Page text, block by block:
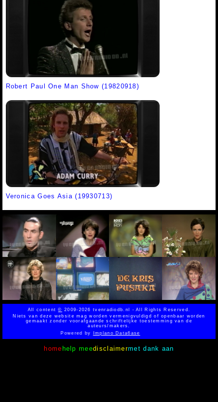
Robert Paul One Man Show (19820918)
Veronica Goes Asia (19930713)
All content© 2009-2026 tvenradiodb.nl - All Rights Reserved.
Niets van deze website mag worden vermenigvuldigd of openbaar worden
gemaakt zonder voorafgaande schriftelijke toestemming van de
auteurs/makers.
Powered by Implano Data6ase
home help meedisclaimermet dank aan